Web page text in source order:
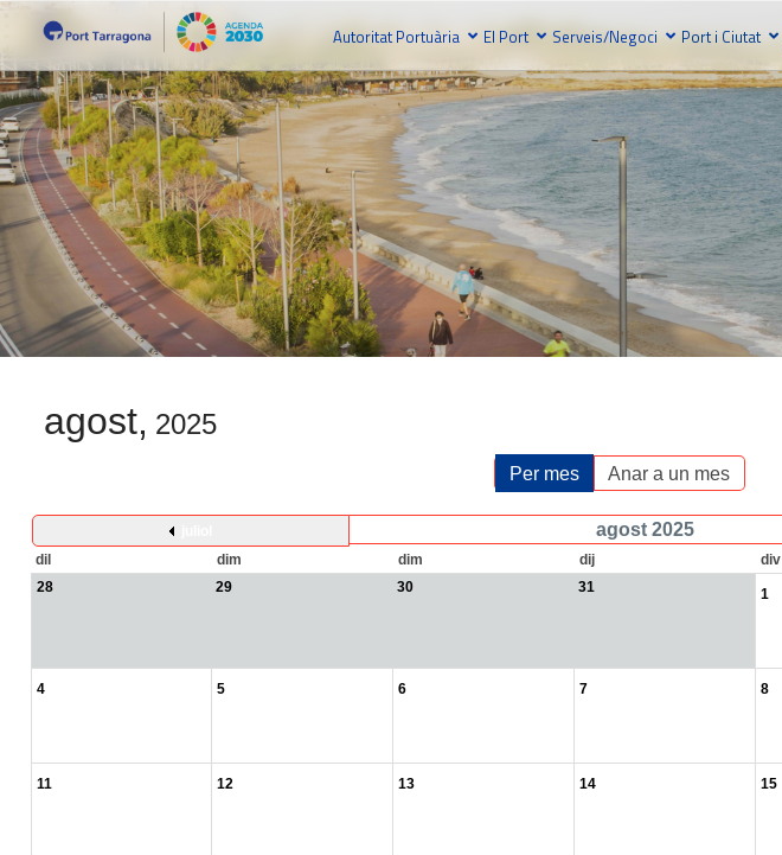
Autoritat Portuària El Port Serveis/Negoci Port i Ciutat
agost, 2025
Per mes Anar a un mes
agost 2025
dil
dim dim dij div
28
29 30 31 1
4 5 6 7 8
11 12 13 14 15